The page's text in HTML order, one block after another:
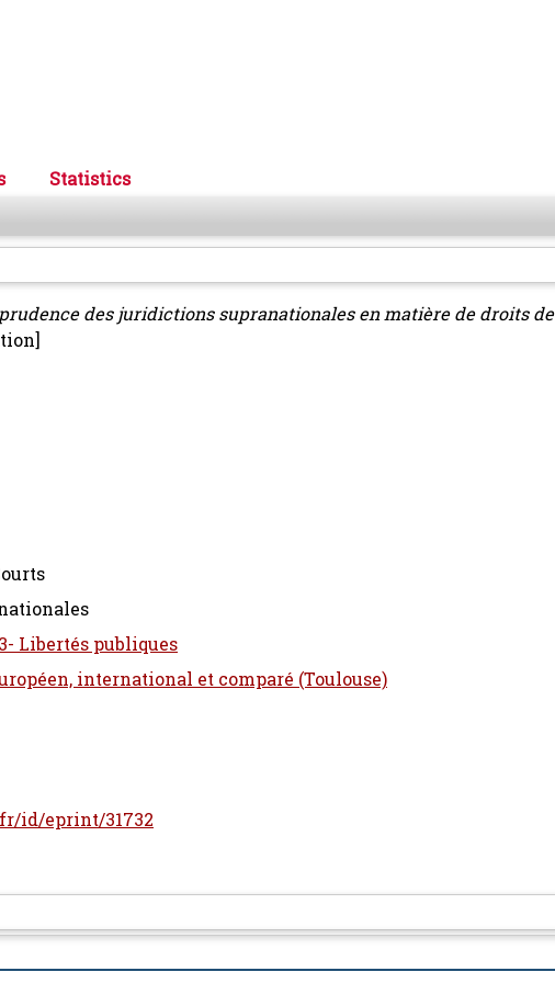
Statistics
des juridictions supranationales en matière de droits de
Libertés publiques
international et comparé (Toulouse)
id/eprint/31732